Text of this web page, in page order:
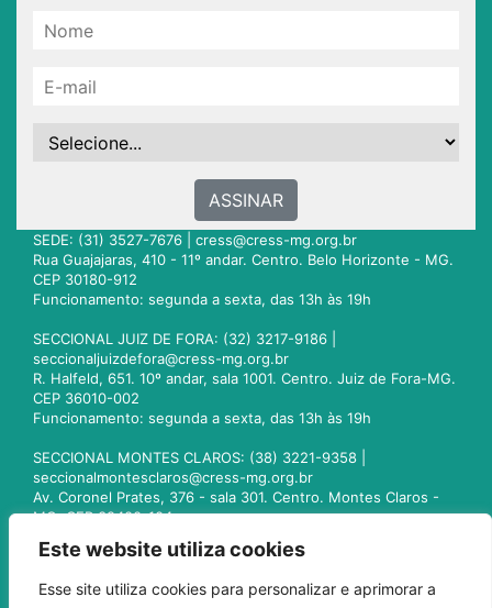
Este website utiliza cookies
Esse site utiliza cookies para personalizar e aprimorar a
ASSINAR
SEDE: (31) 3527-7676 | cress@cress-mg.org.br
Rua Guajajaras, 410 - 11º andar. Centro. Belo Horizonte - MG.
CEP 30180-912
Funcionamento: segunda a sexta, das 13h às 19h
SECCIONAL JUIZ DE FORA: (32) 3217-9186 |
seccionaljuizdefora@cress-mg.org.br
R. Halfeld, 651. 10º andar, sala 1001. Centro. Juiz de Fora-MG.
CEP 36010-002
Funcionamento: segunda a sexta, das 13h às 19h
SECCIONAL MONTES CLAROS: (38) 3221-9358 |
seccionalmontesclaros@cress-mg.org.br
Av. Coronel Prates, 376 - sala 301. Centro. Montes Claros -
MG. CEP 39400-104
seccionaluberlandia@cress-mg.org.br